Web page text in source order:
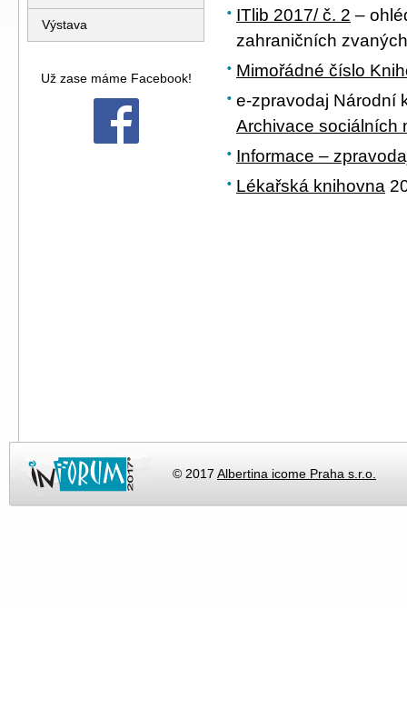
Výstava
Už zase máme Facebook!
ITlib 2017/ č. 2 –
zahraničních
Mimořádné číslo
e-zpravodaj Národní
Archivace sociálních
Informace –
Lékařská knihovna
© 2017 Albertina icome Praha s.r.o.